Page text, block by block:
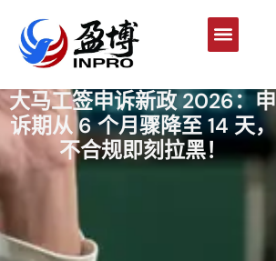
大马工签申诉新政 2026：申
诉期从 6 个月骤降至 14 天，
不合规即刻拉黑！